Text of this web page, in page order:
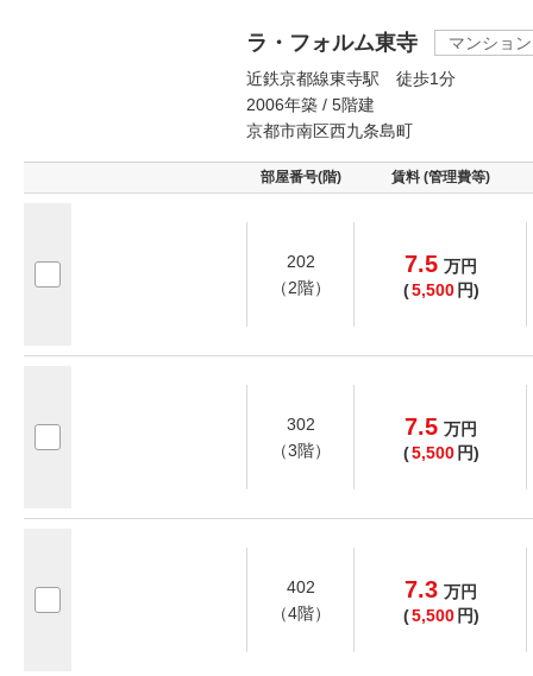
ラ・フォルム東寺
マンション
近鉄京都線東寺駅 徒歩1分
2006年築 / 5階建
京都市南区西九条島町
部屋番号(階) 賃料 (管理費等)
202
（2階）
7.5 万円
(5,500 円)
302
（3階）
7.5 万円
(5,500 円)
402
（4階）
7.3 万円
(5,500 円)